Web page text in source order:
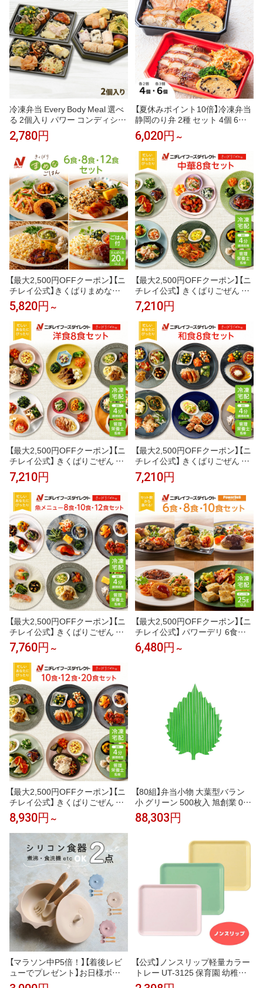
冷凍弁当 Every Body Meal 選べ
る 2個入り パワー コンディショ
ニング リカバリー 筋肉 低脂質
高たんぱく 練習後 運動後 スポ
トレ 管理栄養士監修 おかず 肉
魚 レンチン 時短 送料無料
2,780円
【夏休みポイント10倍】冷凍弁当
静岡のり弁 2種 セット 4個 6個
冷凍 海苔 お取り寄せ 静岡 焼津
かつお節 沼津 高級のり弁 桜え
び かき揚げ 定番 簡単 子供 レン
チン 肉 魚 鮭 西京焼き ご飯付き
時短調理 送料無料 駅弁屋
6,020円 ～
【最大2,500円OFFクーポン】【ニ
チレイ公式】きくばりまめなご
はん 6食・8食・12食セット 冷
凍弁当 ご飯付き たんぱく質 20g
以上 主菜 副菜 ワンプレート 弁
当 冷凍食品 冷凍惣菜 宅配弁当
一人暮らし おいしい リモートワ
ーク ランチ 塩分 2.5g以下 カロ
リー 500kcal以下
5,820円 ～
【最大2,500円OFFクーポン】【ニ
チレイ公式】 きくばりごぜん 中
華 8食セット 冷凍弁当 おかず セ
ット 冷凍 お弁当 冷凍食品 おか
ず お取り寄せ 一人暮らし お惣
菜 冷凍惣菜 宅配弁当 ニチレイ
フーズ 自宅療養 おいしい 美味
しい リモートワーク 在宅勤務
ご飯 介護食
7,210円
【最大2,500円OFFクーポン】【ニ
チレイ公式】 きくばりごぜん 洋
食 8食セット 冷凍弁当 おかず セ
ット 冷凍 お弁当 冷凍食品 おか
ず お取り寄せ 一人暮らし お惣
菜 冷凍惣菜 宅配弁当 ニチレイ
フーズ 自宅療養 おいしい 美味
しい リモートワーク 在宅勤務
ご飯 介護食
7,210円
【最大2,500円OFFクーポン】【ニ
チレイ公式】 きくばりごぜん 和
食 8食セット 冷凍弁当 おかず セ
ット 冷凍 お弁当 冷凍食品 おか
ず お取り寄せ 一人暮らし お惣
菜 冷凍惣菜 宅配弁当 ニチレイ
フーズ 自宅療養 おいしい 美味
しい リモートワーク 在宅勤務
ご飯 介護食
7,210円
【最大2,500円OFFクーポン】【ニ
チレイ公式】 きくばりごぜん 魚
メニュー8食・10食・12食セッ
ト 冷凍弁当 おかず セット 冷凍
お弁当 冷凍食品 おかず お取り
寄せ 一人暮らし お惣菜 冷凍惣
菜 宅配弁当 ニチレイフーズ 自
宅療養 おいしい 美味しい リモ
ートワーク 在宅勤務
7,760円 ～
【最大2,500円OFFクーポン】【ニ
チレイ公式】 パワーデリ 6食・8
食・10食セット 冷凍弁当 高た
んぱく質 冷凍 お弁当 冷凍食品
洋食 中華 ニチレイフーズ 自宅
療養 おいしい 美味しい リモー
6,480円 ～
【最大2,500円OFFクーポン】【ニ
チレイ公式】 きくばりごぜん 和
洋中 10食・12食・20食セット
冷凍弁当 おかず セット 冷凍 弁
当 冷凍食品 お弁当 お取り寄せ
一人暮らし お惣菜 冷凍惣菜 宅
配弁当 和食 洋食 中華 ニチレイ
フーズ 自宅療養 おいしい 美味
8,930円 ～
【80組】弁当小物 大葉型バラン
小 グリーン 500枚入 旭創業 007
95139
88,303円
【マラソン中P5倍！】【着後レビ
ューでプレゼント】お日様ボウ
ル シリコン 食器 蓋 スプーン フ
【公式】ノンスリップ軽量カラー
トレー UT-3125 保育園 幼稚園
こども園 子供 園児 給食 離乳食